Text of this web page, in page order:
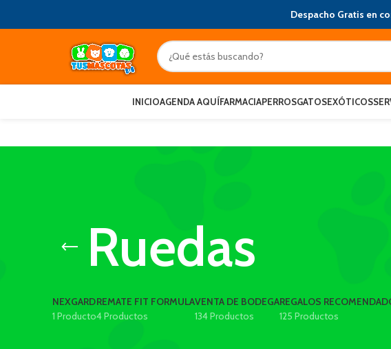
Despacho Gratis en
INICIOAGENDA AQUÍFARMACIAPERROSGATOSEXÓTICOS
Ruedas
NEXGARD
1 Producto
REMATE FIT FORMULA
4 Productos
VENTA DE BODEGA
134 Productos
REGALOS
125 Productos